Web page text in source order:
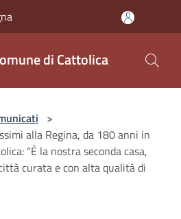
di Cattolica
>
alla Regina, da 180 anni in
“È la nostra seconda casa,
curata e con alta qualità di